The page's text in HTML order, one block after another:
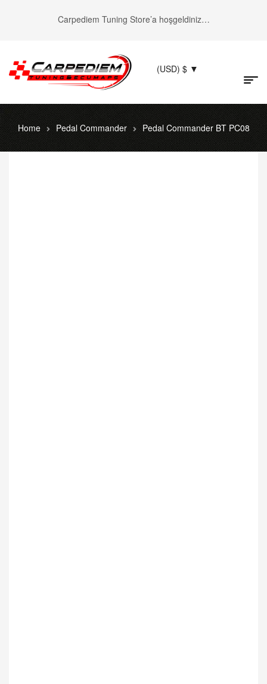
Carpediem Tuning Store’a hoşgeldiniz…
(USD) $
Home Pedal Commander Pedal Commander BT PC08